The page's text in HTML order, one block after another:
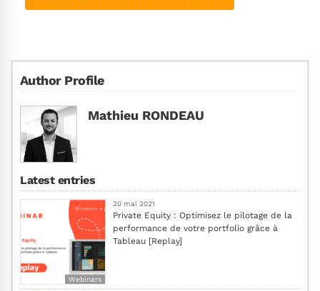
Author Profile
Mathieu RONDEAU
Latest entries
Webinars
20 mai 2021
Private Equity : Optimisez le pilotage de la
performance de votre portfolio grâce à
Tableau [Replay]